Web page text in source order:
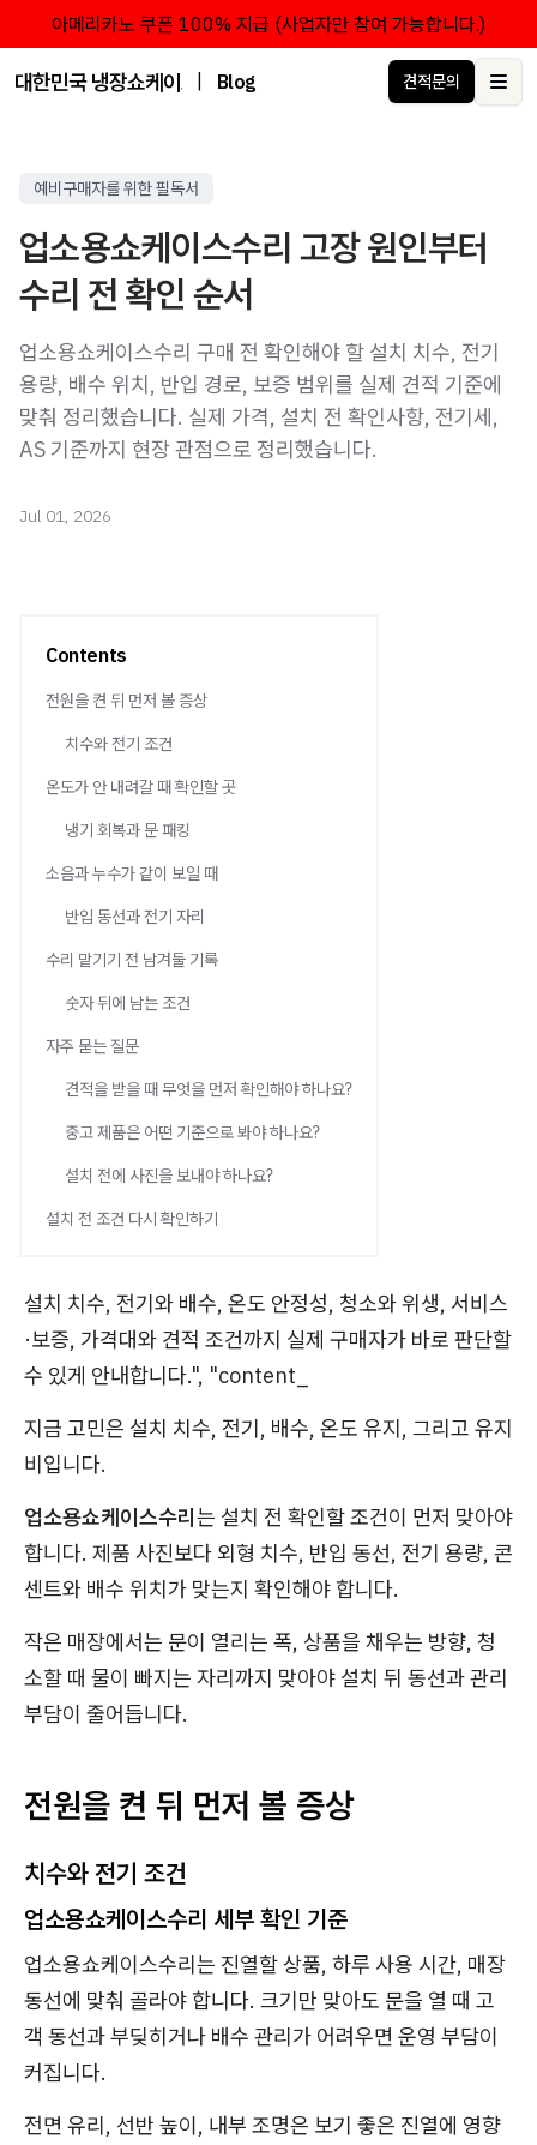
아메리카노 쿠폰 100% 지급 (사업자만 참여 가능합니다.)
대한민국 냉장쇼케이스 점유율 1위 브랜드 한성쇼케이스
Blog 견적문의
예비구매자를 위한 필독서
업소용쇼케이스수리 고장 원인부터
수리 전 확인 순서
업소용쇼케이스수리 구매 전 확인해야 할 설치 치수, 전기
용량, 배수 위치, 반입 경로, 보증 범위를 실제 견적 기준에
맞춰 정리했습니다. 실제 가격, 설치 전 확인사항, 전기세,
AS 기준까지 현장 관점으로 정리했습니다.
Jul 01, 2026
Contents
전원을 켠 뒤 먼저 볼 증상
치수와 전기 조건
온도가 안 내려갈 때 확인할 곳
냉기 회복과 문 패킹
소음과 누수가 같이 보일 때
반입 동선과 전기 자리
수리 맡기기 전 남겨둘 기록
숫자 뒤에 남는 조건
자주 묻는 질문
견적을 받을 때 무엇을 먼저 확인해야 하나요?
중고 제품은 어떤 기준으로 봐야 하나요?
설치 전에 사진을 보내야 하나요?
설치 전 조건 다시 확인하기
설치 치수, 전기와 배수, 온도 안정성, 청소와 위생, 서비스
·보증, 가격대와 견적 조건까지 실제 구매자가 바로 판단할
수 있게 안내합니다.", "content_
지금 고민은 설치 치수, 전기, 배수, 온도 유지, 그리고 유지
비입니다.
업소용쇼케이스수리는 설치 전 확인할 조건이 먼저 맞아야
합니다. 제품 사진보다 외형 치수, 반입 동선, 전기 용량, 콘
센트와 배수 위치가 맞는지 확인해야 합니다.
작은 매장에서는 문이 열리는 폭, 상품을 채우는 방향, 청
소할 때 물이 빠지는 자리까지 맞아야 설치 뒤 동선과 관리
부담이 줄어듭니다.
전원을 켠 뒤 먼저 볼 증상
치수와 전기 조건
업소용쇼케이스수리 세부 확인 기준
업소용쇼케이스수리는 진열할 상품, 하루 사용 시간, 매장
동선에 맞춰 골라야 합니다. 크기만 맞아도 문을 열 때 고
객 동선과 부딪히거나 배수 관리가 어려우면 운영 부담이
커집니다.
전면 유리, 선반 높이, 내부 조명은 보기 좋은 진열에 영향